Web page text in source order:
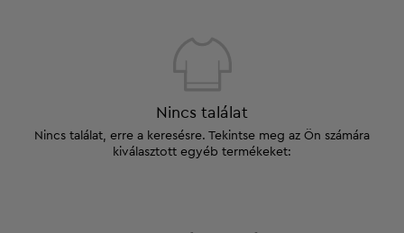
Nincs találat
Nincs találat, erre a keresésre. Tekintse meg az Ön számára
kiválasztott egyéb termékeket: